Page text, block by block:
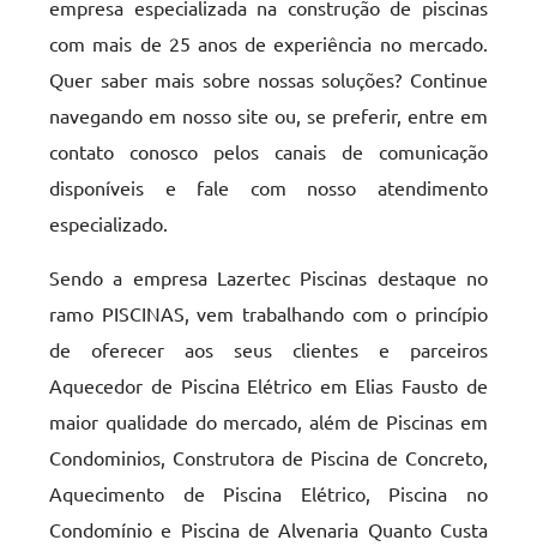
empresa especializada na construção de piscinas
com mais de 25 anos de experiência no mercado.
Quer saber mais sobre nossas soluções? Continue
navegando em nosso site ou, se preferir, entre em
contato conosco pelos canais de comunicação
disponíveis e fale com nosso atendimento
especializado.
Sendo a empresa Lazertec Piscinas destaque no
ramo PISCINAS, vem trabalhando com o princípio
de oferecer aos seus clientes e parceiros
Aquecedor de Piscina Elétrico em Elias Fausto de
maior qualidade do mercado, além de Piscinas em
Condominios, Construtora de Piscina de Concreto,
Aquecimento de Piscina Elétrico, Piscina no
Condomínio e Piscina de Alvenaria Quanto Custa